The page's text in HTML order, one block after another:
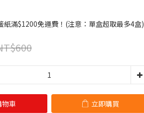
紙滿$1200免運費！(注意：單盒超取最多4盒)
物車 立即購買